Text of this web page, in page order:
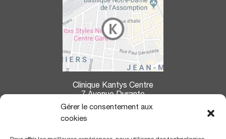
Gérer le consentement aux
cookies
Clinique Kantys Centre
7 Avenue Durante
06004 Nice
La clinique Kantys Centre se situe à :